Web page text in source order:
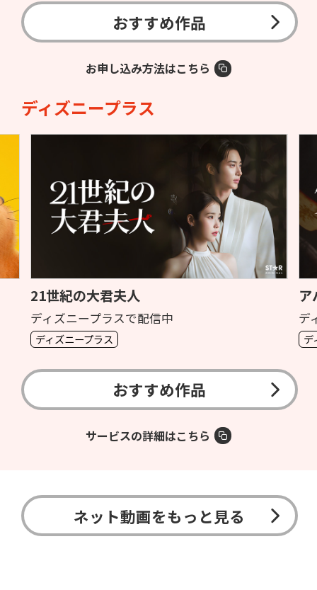
おすすめ作品
お申し込み方法はこちら
ディズニープラス
アバター：ファイヤー・アンド・アッシュ
ディズニープラスで見放題独占配信中
ディズニープラス
ガ
デ
デ
おすすめ作品
サービスの詳細はこちら
ネット動画をもっと見る